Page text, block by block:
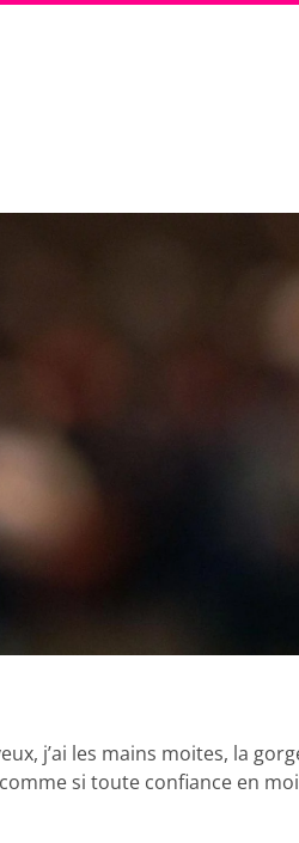
j’ai les mains moites, la
si toute confiance en moi